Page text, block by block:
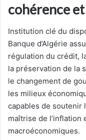
cohérence
Institution clé du
Banque d’Algérie
régulation du crédit,
la préservation de la
le changement de
les milieux
capables de soutenir
maîtrise de l’inflation
macroéconomiques.